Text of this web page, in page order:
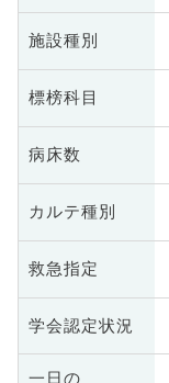
施設種別
標榜科目
病床数
カルテ種別
救急指定
学会認定状況
一日の